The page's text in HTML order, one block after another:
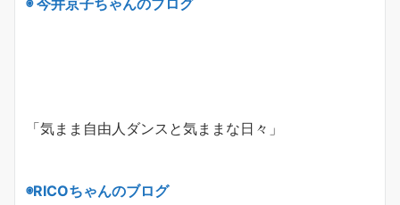
◉ 今井京子ちゃんのブログ
「気まま自由人ダンスと気ままな日々」
◉RICOちゃんのブログ